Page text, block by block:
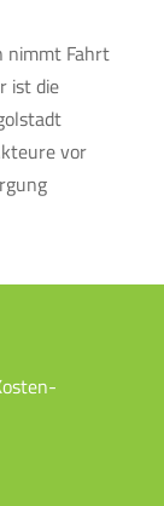
nimmt Fahrt
ist die
vor